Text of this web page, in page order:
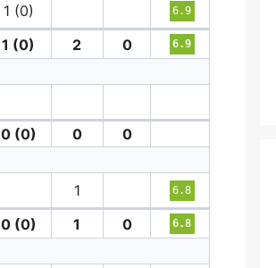
1 (0) 6.9
1 (0) 2 0 6.9
0 (0) 0 0
1 6.8
0 (0) 1 0 6.8